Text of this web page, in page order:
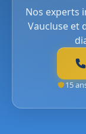
Nos experts
Vaucluse et
15